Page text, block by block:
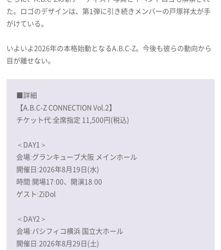
た。ロゴのデザインは、第1弾に引き続きメンバーの戸塚祥太が手
がけている。
いよいよ2026年の本格始動となるA.B.C-Z。今後も彼らの動向から
目が離せない。
■詳細
【A.B.C-Z CONNECTION Vol.2】
チケット代:全席指定 11,500円(税込)
＜DAY1＞
会場:グランキューブ大阪 メインホール
開催日:2026年8月19日(水)
時間:開場17:00、開演18:00
ゲスト:ZiDol
＜DAY2＞
会場:パシフィコ横浜 国立大ホール
開催日:2026年8月29日(土)